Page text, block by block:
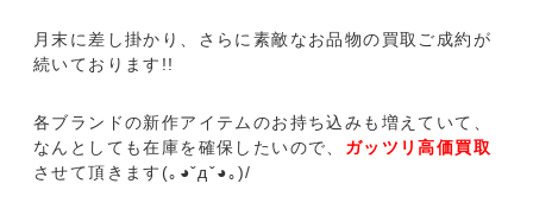
月末に差し掛かり、さらに素敵なお品物の買取ご成約が
続いております!!
各ブランドの新作アイテムのお持ち込みも増えていて、
なんとしても在庫を確保したいので、 ガッツリ高価買取
させて頂きます(｡◕ˇдˇ​◕｡)/